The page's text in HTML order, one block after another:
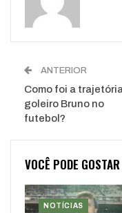
ANTERIOR
Como foi a
goleiro Bruno no
futebol?
VOCÊ PODE
NOTÍCIAS